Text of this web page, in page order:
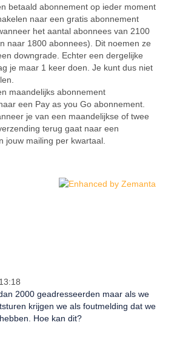
betaald abonnement op ieder moment
naar een gratis abonnement
het aantal abonnees van 2100
naar 1800 abonnees). Dit noemen ze
downgrade. Echter een dergelijke
je maar 1 keer doen. Je kunt dus niet
maandelijks abonnement
een Pay as you Go abonnement.
je van een maandelijkse of twee
terug gaat naar een
jouw mailing per kwartaal.
2000 geadresseerden maar als we
krijgen we als foutmelding dat we
Hoe kan dit?